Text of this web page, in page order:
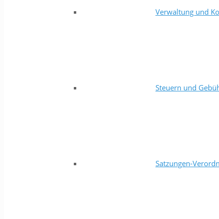
Verwaltung und
Steuern und
Satzungen-